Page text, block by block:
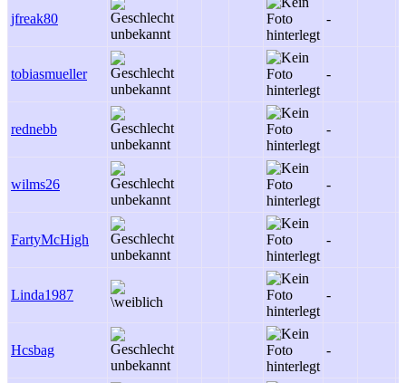
jfreak80 -
tobiasmueller -
rednebb -
wilms26 -
FartyMcHigh -
Linda1987 -
Hcsbag -